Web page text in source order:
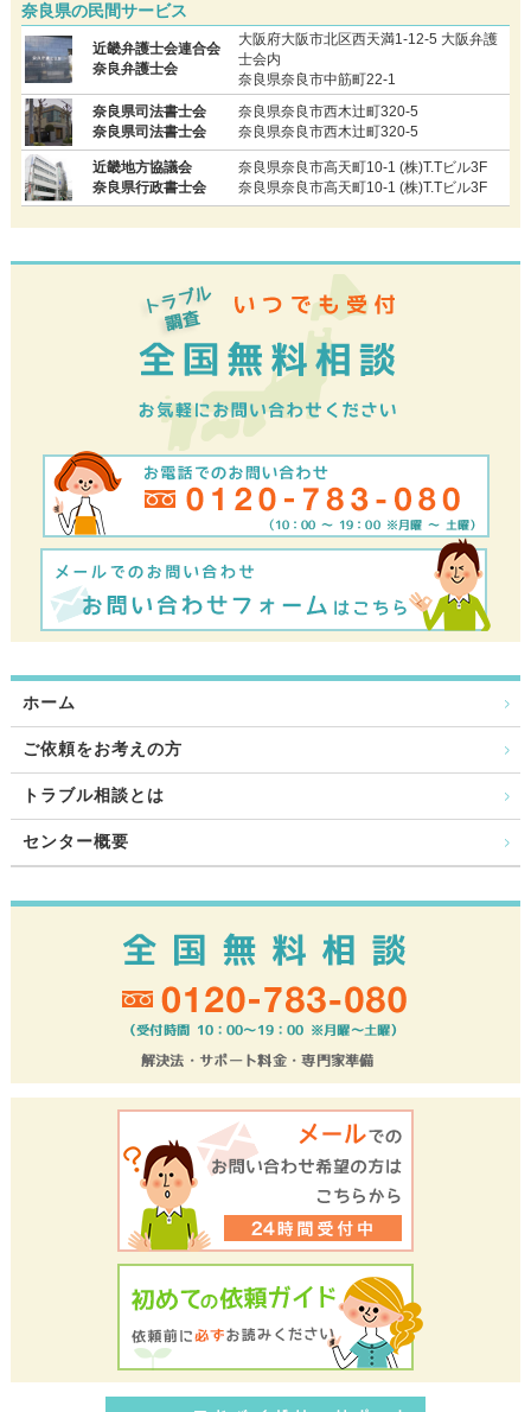
奈良県の民間サービス
近畿弁護士会連合会
奈良弁護士会
大阪府大阪市北区西天満1-12-5 大阪弁護
士会内
奈良県奈良市中筋町22-1
奈良県司法書士会
奈良県司法書士会
奈良県奈良市西木辻町320-5
奈良県奈良市西木辻町320-5
近畿地方協議会
奈良県行政書士会
奈良県奈良市高天町10-1 (株)T.Tビル3F
奈良県奈良市高天町10-1 (株)T.Tビル3F
ホーム
ご依頼をお考えの方
トラブル相談とは
センター概要